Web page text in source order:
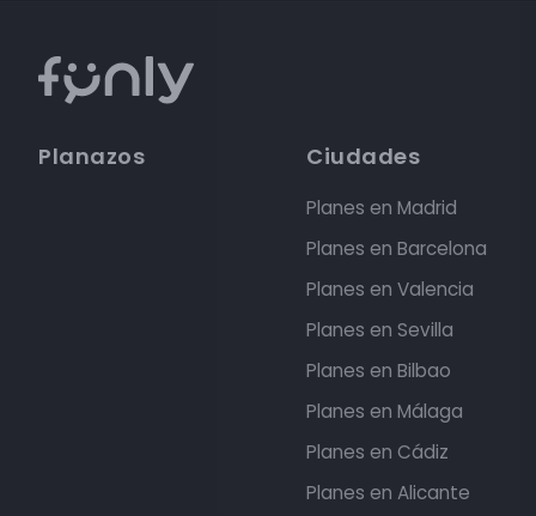
Planazos Ciudades
Planes en Madrid
Planes en Barcelona
Planes en Valencia
Planes en Sevilla
Planes en Bilbao
Planes en Málaga
Planes en Cádiz
Planes en Alicante